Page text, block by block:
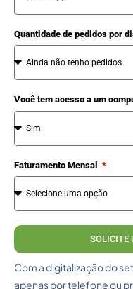
Quantidade de pedidos por
Você tem acesso a um
Faturamento Mensal
SOLICITE
Com a digitalização do
apenas por telefone ou